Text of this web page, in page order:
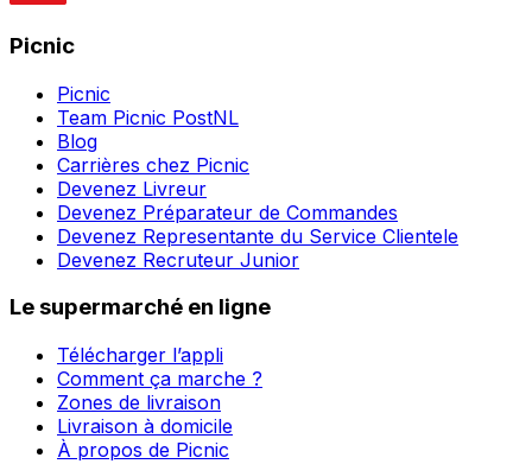
Picnic
Picnic
Team Picnic PostNL
Blog
Carrières chez Picnic
Devenez Livreur
Devenez Préparateur de Commandes
Devenez Representante du Service Clientele
Devenez Recruteur Junior
Le supermarché en ligne
Télécharger l’appli
Comment ça marche ?
Zones de livraison
Livraison à domicile
À propos de Picnic